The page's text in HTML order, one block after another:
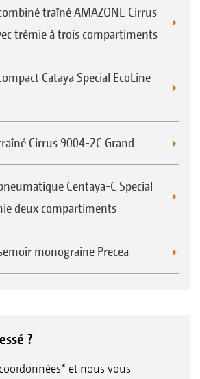
traîné AMAZONE Cirrus
trémie à trois compartiments
Cataya Special EcoLine
Cirrus 9004-2C Grand
Centaya-C Special
deux compartiments
monograine Precea
?
et nous vous